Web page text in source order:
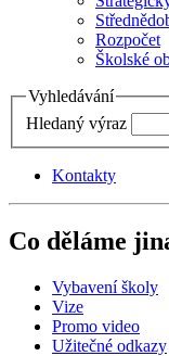
Rozpočet
Školské
Vyhledávání
Hledaný výraz
Kontakty
Co děláme
Vybavení školy
Vize
Promo video
Užitečné odkazy